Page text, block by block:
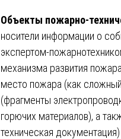
Объекты пожарно-
носители информации о
экспертом-
механизма развития
место пожара (как
(фрагменты
горючих материалов), а
техническая